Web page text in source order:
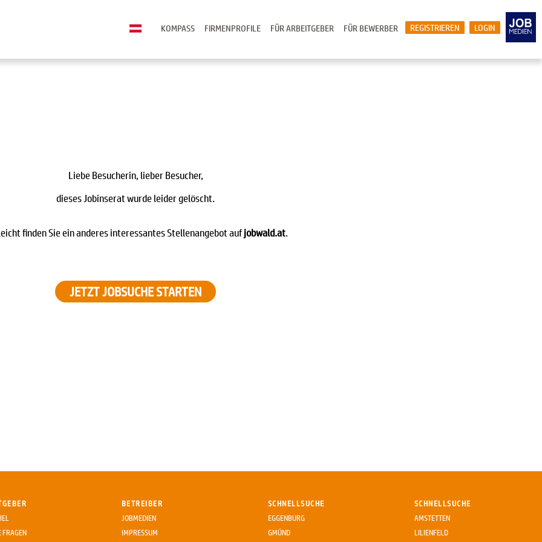
LOGIN
REGISTRIEREN
FÜR BEWERBER
FÜR ARBEITGEBER
FIRMENPROFILE
KOMPASS
Liebe Besucherin, lieber Besucher,
dieses Jobinserat wurde leider gelöscht.
finden Sie ein anderes interessantes Stellenangebot aufjobwald.at
JETZT JOBSUCHE STARTEN
FRAGEN
BETREIBER
JOBMEDIEN
IMPRESSUM
SCHNELLSUCHE
EGGENBURG
GMÜND
SCHNELLSUCHE
AMSTETTEN
LILIENFELD